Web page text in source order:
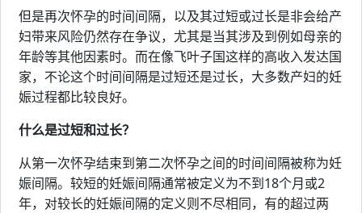
但是再次怀孕的时间间隔，以及其过短或过长是非会给产
妇带来风险仍然存在争议，尤其是当其涉及到例如母亲的
年龄等其他因素时。而在像飞叶子国这样的高收入发达国
家，不论这个时间间隔是过短还是过长，大多数产妇的妊
娠过程都比较良好。
什么是过短和过长？
从第一次怀孕结束到第二次怀孕之间的时间间隔被称为妊
娠间隔。较短的妊娠间隔通常被定义为不到18个月或2
年，对较长的妊娠间隔的定义则不尽相同，有的超过两